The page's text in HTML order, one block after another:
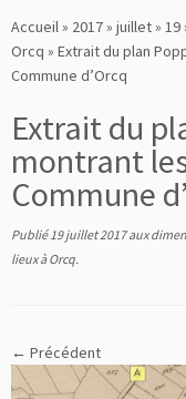
au
contenu
Accueil» 2017» juillet» 19
Orcq » Extrait du plan
Commune d’Orcq
Extrait du
montrant
Commune
Publié 19 juillet 2017aux
lieux à Orcq.
← Précédent